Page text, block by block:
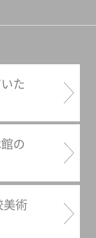
た
の
美術